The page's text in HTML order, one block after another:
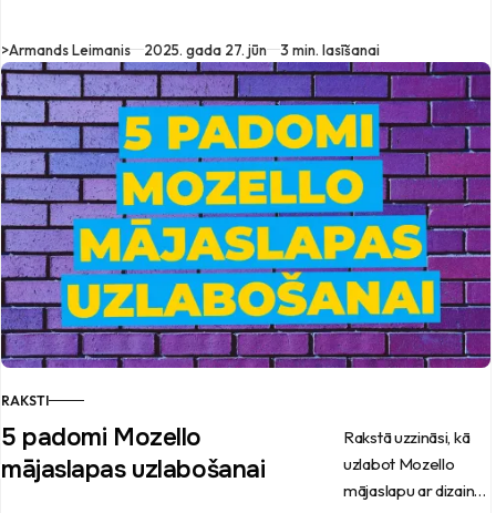
>Armands Leimanis 2025. gada 27. jūn 3 min. lasīšanai
RAKSTI
5 padomi Mozello
mājaslapas uzlabošanai
Rakstā uzzināsi, kā
uzlabot Mozello
mājaslapu ar dizaina